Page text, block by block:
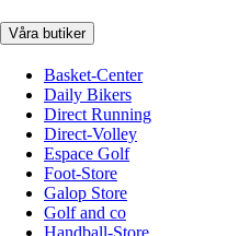
Våra butiker
Basket-Center
Daily Bikers
Direct Running
Direct-Volley
Espace Golf
Foot-Store
Galop Store
Golf and co
Handball-Store